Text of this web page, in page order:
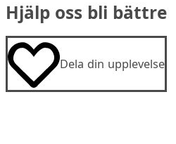
Hjälp oss bli bättre
Dela din upplevelse